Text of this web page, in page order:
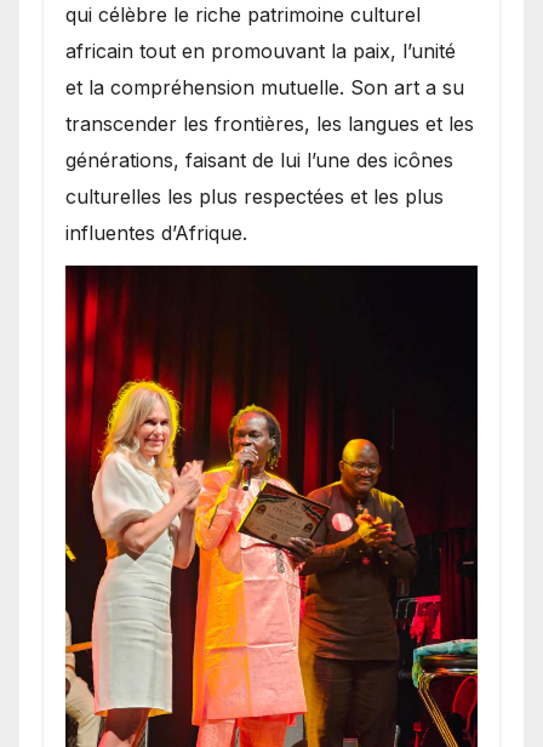
qui célèbre le riche patrimoine culturel
africain tout en promouvant la paix, l’unité
et la compréhension mutuelle. Son art a su
transcender les frontières, les langues et les
générations, faisant de lui l’une des icônes
culturelles les plus respectées et les plus
influentes d’Afrique.